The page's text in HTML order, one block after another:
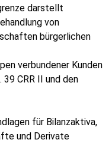
darstellt
von
bürgerlichen
verbundener Kunden
CRR II und den
für Bilanzaktiva,
und Derivate